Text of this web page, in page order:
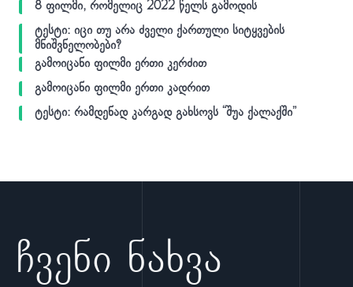
8 ფილმი, რომელიც 2022 წელს გამოდის
ტესტი: იცი თუ არა ძველი ქართული სიტყვების
მნიშვნელობები?
გამოიცანი ფილმი ერთი კერძით
გამოიცანი ფილმი ერთი კადრით
ტესტი: რამდენად კარგად გახსოვს “შუა ქალაქში”
ჩვენი ნახვა